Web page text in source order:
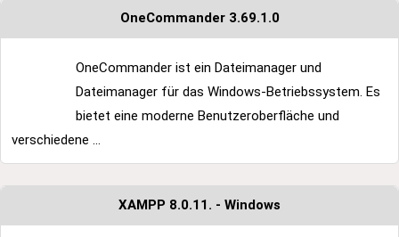
OneCommander 3.69.1.0
OneCommander ist ein Dateimanager und
Dateimanager für das Windows-Betriebssystem. Es
bietet eine moderne Benutzeroberfläche und
verschiedene ...
XAMPP 8.0.11. - Windows